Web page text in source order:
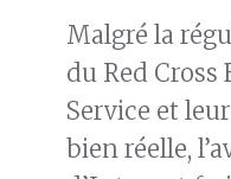
Malgré la
du Red Cross
Service et
bien réelle,